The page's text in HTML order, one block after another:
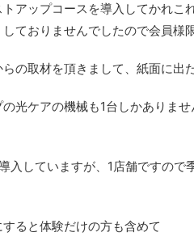
アップコースを導入してかれこ
ておりませんでしたので会員様
の取材を頂きまして、紙面に出
光ケアの機械も1台しかありま
入していますが、1店舗ですので
ると体験だけの方も含めて